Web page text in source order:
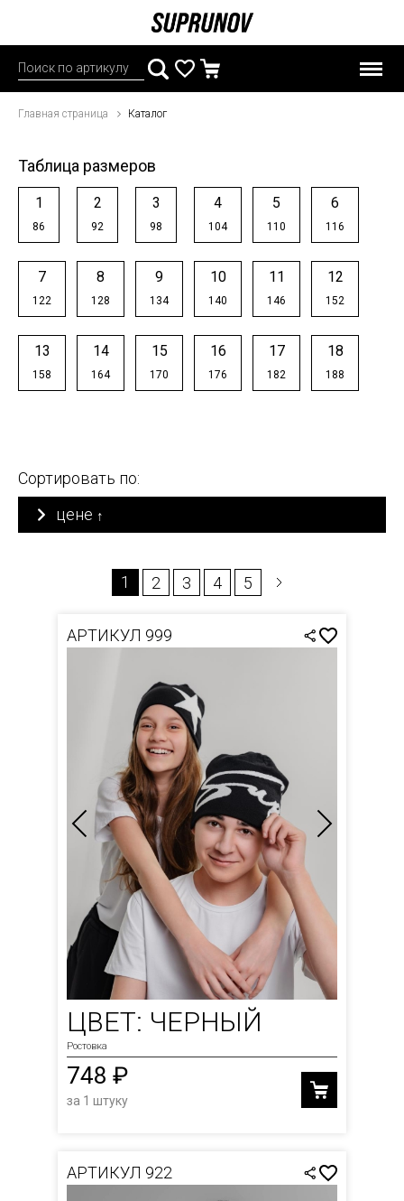
Главная страница Каталог
Таблица размеров
1
86
2
92
3
98
4
104
5
110
6
116
7
122
8
128
9
134
10
140
11
146
12
152
13
158
14
164
15
170
16
176
17
182
18
188
Сортировать по:
цене ↑
1 2 3 4 5
АРТИКУЛ 999
ЦВЕТ: ЧЕРНЫЙ
Ростовка
748 ₽
за 1 штуку
АРТИКУЛ 922